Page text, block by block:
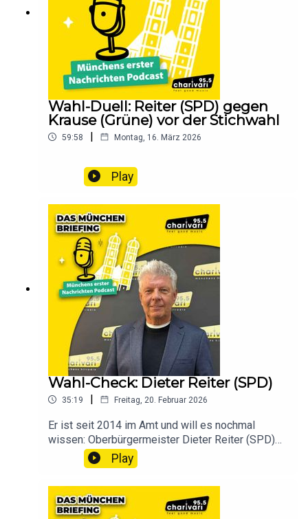
Wahl-Duell: Reiter (SPD) gegen
Krause (Grüne) vor der Stichwahl
59:58 | Montag, 16. März 2026
Play
Wahl-Check: Dieter Reiter (SPD)
35:19 | Freitag, 20. Februar 2026
Er ist seit 2014 im Amt und will es nochmal
wissen: Oberbürgermeister Dieter Reiter (SPD)
stellt sich im großen Wahl-Check von „Das
München Briefing“ den Fragen.In dieser
Sonderfolge spricht Reiter ungewohnt offen über
seine persönliche Motivation. Warum tut er sich
den Stress nach 12 Jahren immer noch an? Wir
Play